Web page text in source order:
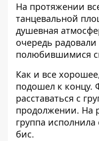
На протяжении
танцевальной
душевная
очередь
полюбившимися
Как и все
подошел к концу.
расставаться с
продолжении. На
группа
бис.